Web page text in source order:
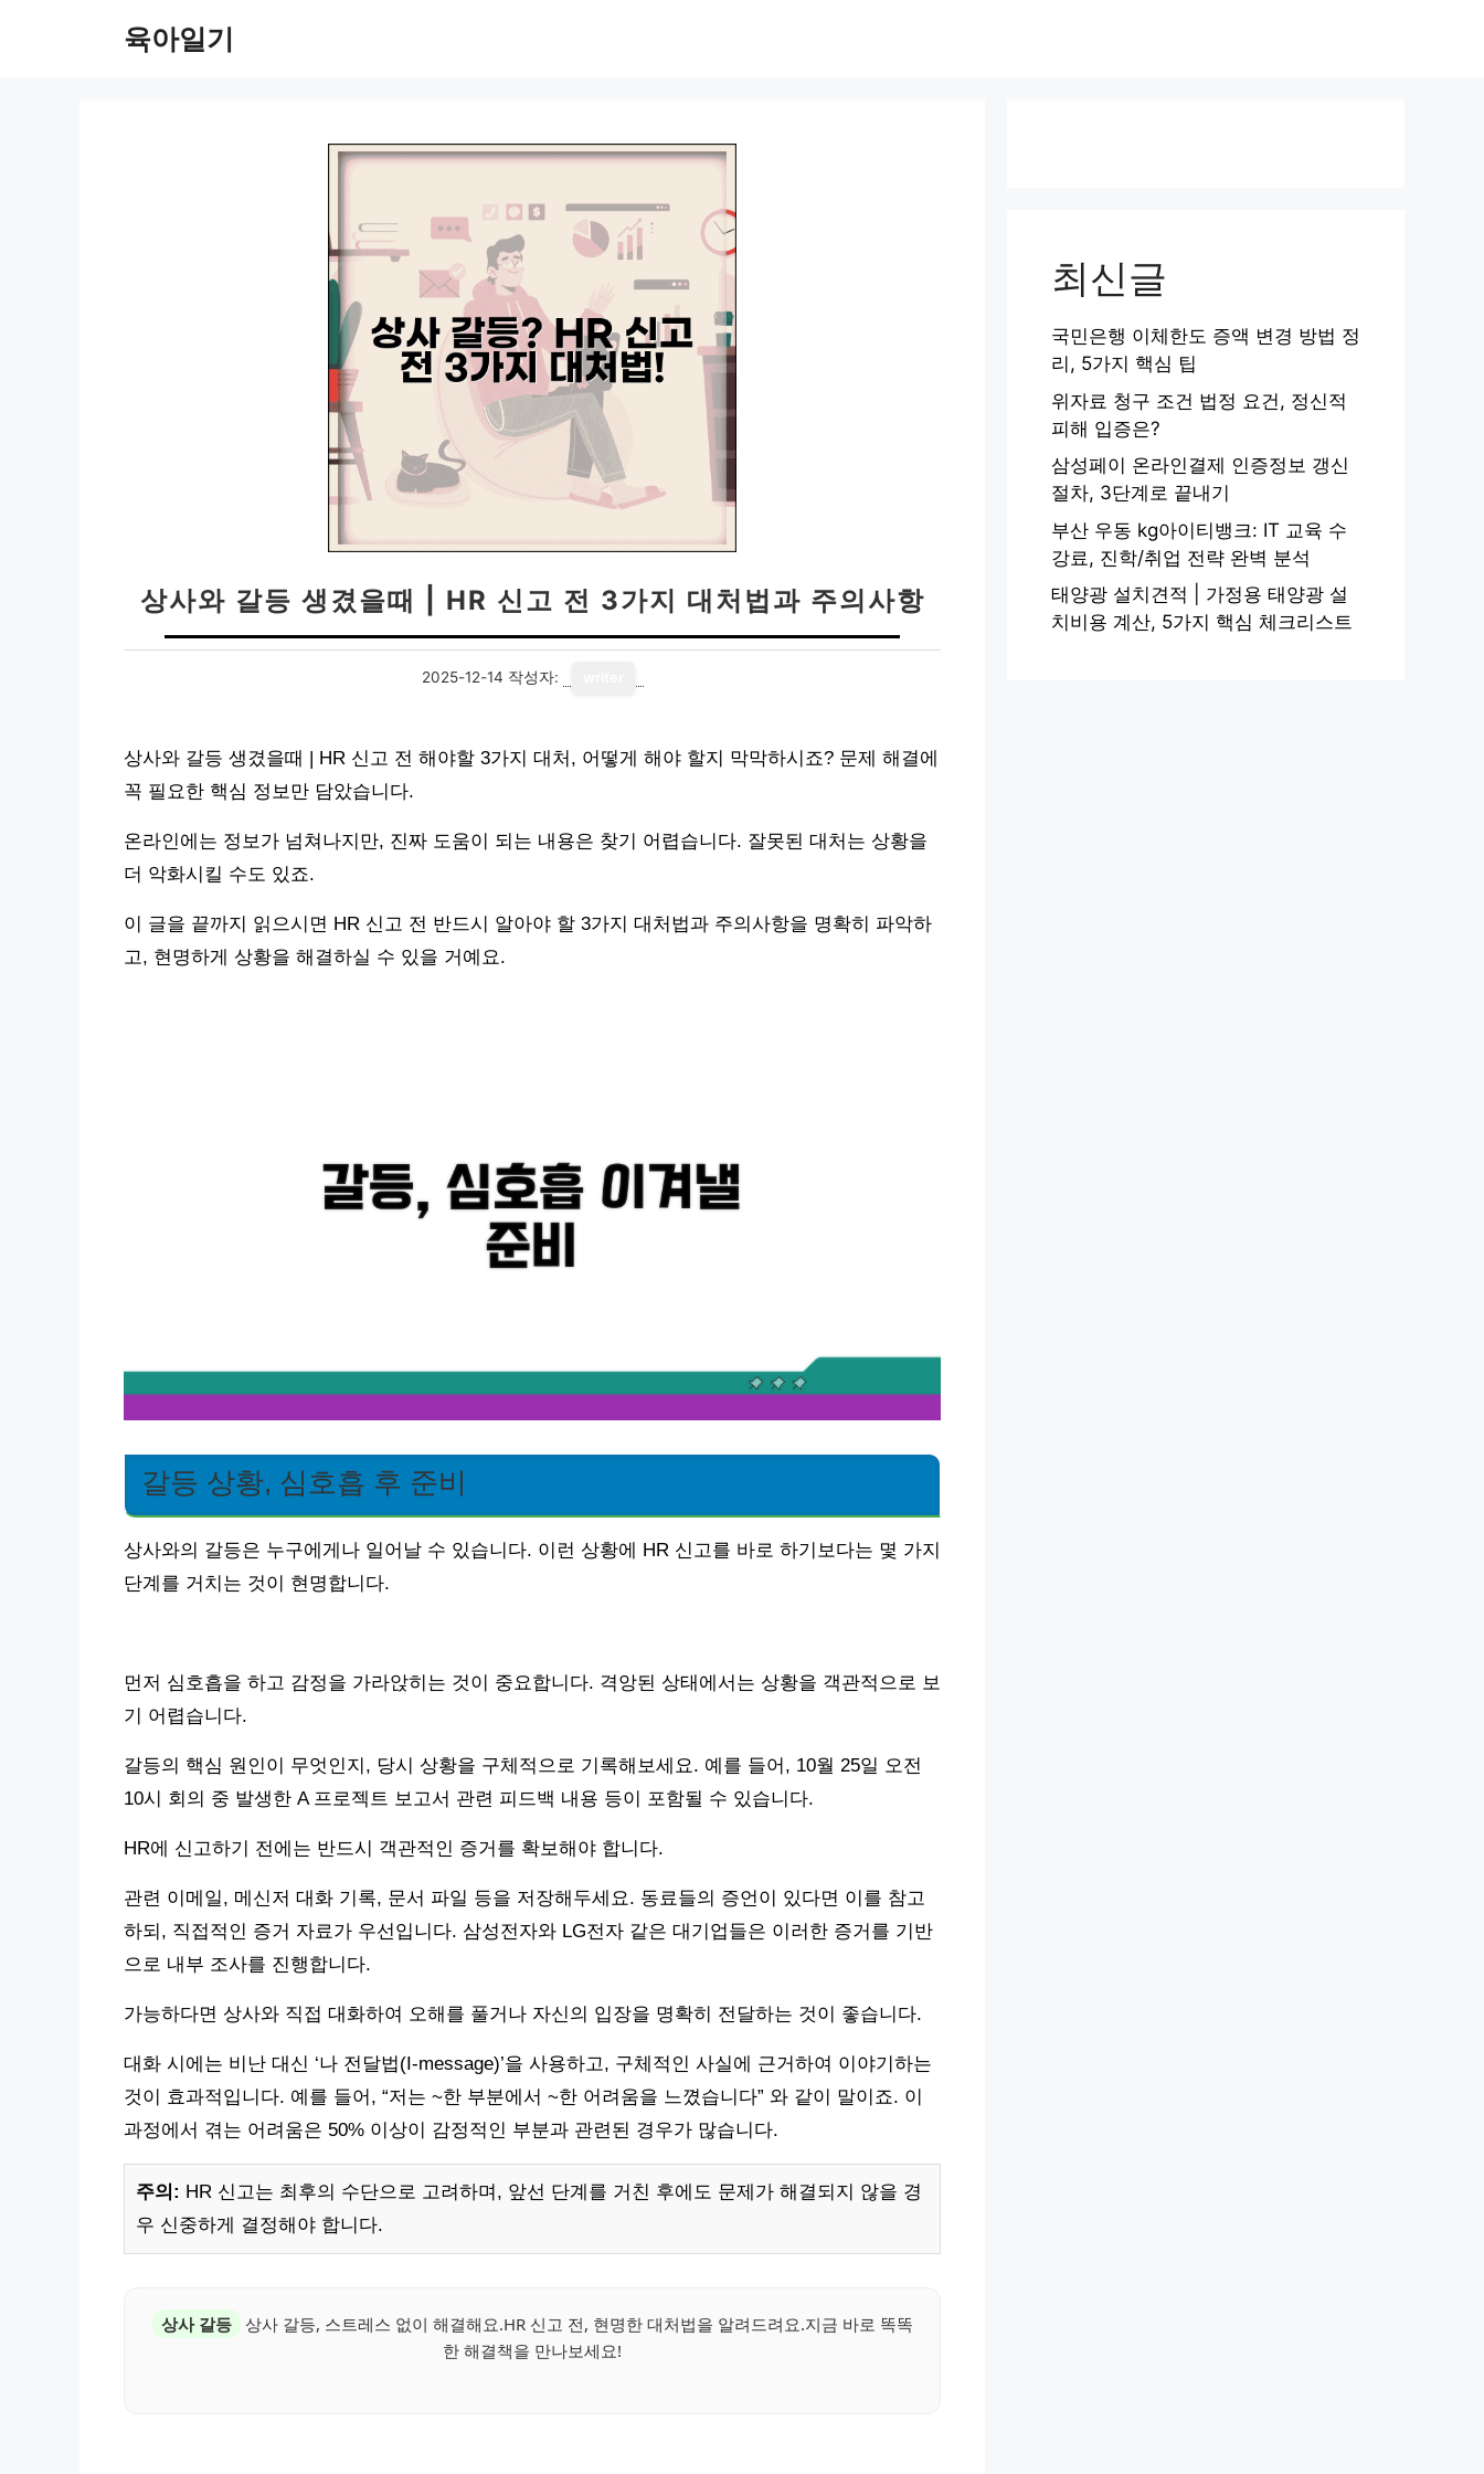
육아일기
상사와 갈등 생겼을때 | HR 신고 전 3가지 대처법과 주의사항
2025-12-14 작성자:
상사와 갈등 생겼을때 | HR 신고 전 해야할 3가지 대처, 어떻게 해야 할지 막막하시죠? 문제 해결에
꼭 필요한 핵심 정보만 담았습니다.
온라인에는 정보가 넘쳐나지만, 진짜 도움이 되는 내용은 찾기 어렵습니다. 잘못된 대처는 상황을
더 악화시킬 수도 있죠.
이 글을 끝까지 읽으시면 HR 신고 전 반드시 알아야 할 3가지 대처법과 주의사항을 명확히 파악하
고, 현명하게 상황을 해결하실 수 있을 거예요.
갈등 상황, 심호흡 후 준비
상사와의 갈등은 누구에게나 일어날 수 있습니다. 이런 상황에 HR 신고를 바로 하기보다는 몇 가지
단계를 거치는 것이 현명합니다.
먼저 심호흡을 하고 감정을 가라앉히는 것이 중요합니다. 격앙된 상태에서는 상황을 객관적으로 보
기 어렵습니다.
갈등의 핵심 원인이 무엇인지, 당시 상황을 구체적으로 기록해보세요. 예를 들어, 10월 25일 오전
10시 회의 중 발생한 A 프로젝트 보고서 관련 피드백 내용 등이 포함될 수 있습니다.
HR에 신고하기 전에는 반드시 객관적인 증거를 확보해야 합니다.
관련 이메일, 메신저 대화 기록, 문서 파일 등을 저장해두세요. 동료들의 증언이 있다면 이를 참고
하되, 직접적인 증거 자료가 우선입니다. 삼성전자와 LG전자 같은 대기업들은 이러한 증거를 기반
으로 내부 조사를 진행합니다.
가능하다면 상사와 직접 대화하여 오해를 풀거나 자신의 입장을 명확히 전달하는 것이 좋습니다.
대화 시에는 비난 대신 ‘나 전달법(I-message)’을 사용하고, 구체적인 사실에 근거하여 이야기하는
것이 효과적입니다. 예를 들어, “저는 ~한 부분에서 ~한 어려움을 느꼈습니다” 와 같이 말이죠. 이
과정에서 겪는 어려움은 50% 이상이 감정적인 부분과 관련된 경우가 많습니다.
주의: HR 신고는 최후의 수단으로 고려하며, 앞선 단계를 거친 후에도 문제가 해결되지 않을 경
우 신중하게 결정해야 합니다.
상사 갈등
상사 갈등, 스트레스 없이 해결해요.HR 신고 전, 현명한 대처법을 알려드려요.지금 바로 똑똑
한 해결책을 만나보세요!
최신글
국민은행 이체한도 증액 변경 방법 정
리, 5가지 핵심 팁
위자료 청구 조건 법정 요건, 정신적
피해 입증은?
삼성페이 온라인결제 인증정보 갱신
절차, 3단계로 끝내기
부산 우동 kg아이티뱅크: IT 교육 수
강료, 진학/취업 전략 완벽 분석
태양광 설치견적 | 가정용 태양광 설
치비용 계산, 5가지 핵심 체크리스트